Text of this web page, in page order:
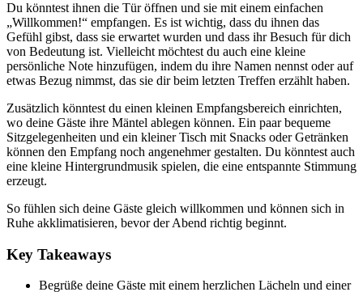
Du könntest ihnen die Tür öffnen und sie mit einem einfachen
„Willkommen!“ empfangen. Es ist wichtig, dass du ihnen das
Gefühl gibst, dass sie erwartet wurden und dass ihr Besuch für dich
von Bedeutung ist. Vielleicht möchtest du auch eine kleine
persönliche Note hinzufügen, indem du ihre Namen nennst oder auf
etwas Bezug nimmst, das sie dir beim letzten Treffen erzählt haben.
Zusätzlich könntest du einen kleinen Empfangsbereich einrichten,
wo deine Gäste ihre Mäntel ablegen können. Ein paar bequeme
Sitzgelegenheiten und ein kleiner Tisch mit Snacks oder Getränken
können den Empfang noch angenehmer gestalten. Du könntest auch
eine kleine Hintergrundmusik spielen, die eine entspannte Stimmung
erzeugt.
So fühlen sich deine Gäste gleich willkommen und können sich in
Ruhe akklimatisieren, bevor der Abend richtig beginnt.
Key Takeaways
Begrüße deine Gäste mit einem herzlichen Lächeln und einer